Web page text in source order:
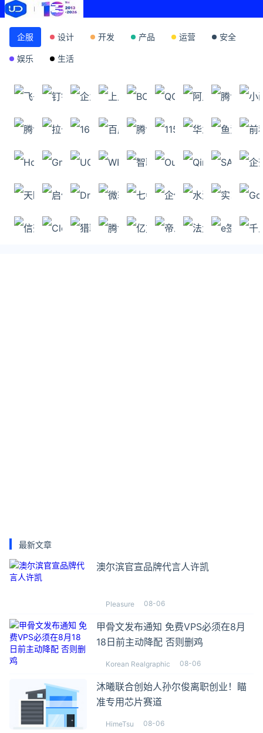
企服 设计 开发 产品 运营 安全
娱乐 生活
飞书 钉钉 企业微信上上签BOSS直聘
QQ邮箱 阿里云腾讯文
腾讯会议拉勾 163邮箱 百度网盘腾讯云115网盘华为云鱼泡网
HotmailGmail UCloudWPS 智联招聘OutlookQingCloud
SAP
天眼查启信宝Dropbox微软Office
七牛云企信通水滴信用实习僧
信查查 Cloudreve
猎聘网腾讯微云亿方云 帝恩思法大大e签宝
最新文章
澳尔滨官宣品牌代言人许凯
Pleasure 08-06
甲骨文发布通知 免费VPS必须在8月
18日前主动降配 否则删鸡
Korean Realgraphic 08-06
沐曦联合创始人孙尔俊离职创业！瞄
准专用芯片赛道
HimeTsu 08-06